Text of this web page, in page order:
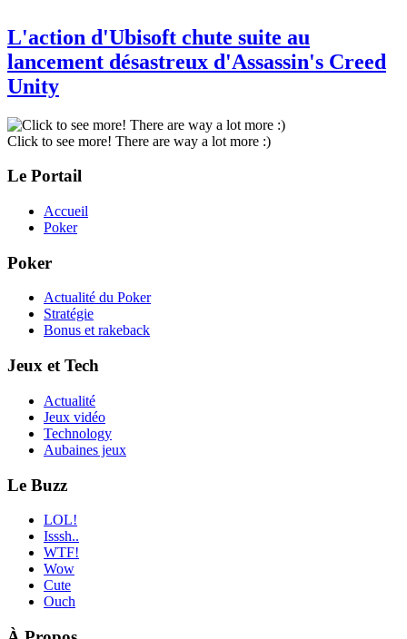
L'action d'Ubisoft chute suite au
lancement désastreux d'Assassin's Creed
Unity
Click to see more! There are way a lot more :)
Le Portail
Accueil
Poker
Poker
Actualité du Poker
Stratégie
Bonus et rakeback
Jeux et Tech
Actualité
Jeux vidéo
Technology
Aubaines jeux
Le Buzz
LOL!
Isssh..
WTF!
Wow
Cute
Ouch